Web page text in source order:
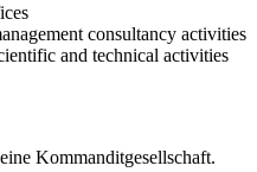
consultancy activities
and technical activities
Kommanditgesellschaft.